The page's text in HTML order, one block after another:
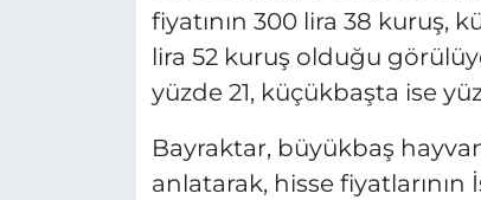
fiyatının 300 lira 38 kuruş,
lira 52 kuruş olduğu
yüzde 21, küçükbaşta ise
Bayraktar, büyükbaş
anlatarak, hisse